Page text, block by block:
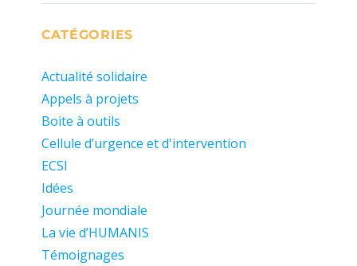
CATÉGORIES
Actualité solidaire
Appels à projets
Boite à outils
Cellule d’urgence et d'intervention
ECSI
Idées
Journée mondiale
La vie d’HUMANIS
Témoignages